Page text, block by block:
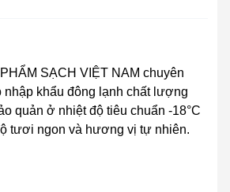
SẠCH VIỆT NAM chuyên
nhập khẩu đông lạnh chất lượng
quản ở nhiệt độ tiêu chuẩn -18°C
tươi ngon và hương vị tự nhiên.